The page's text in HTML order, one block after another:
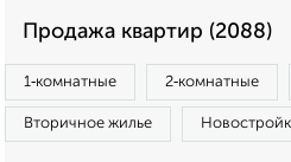
Продажа квартир (2088)
1‑комнатные 2‑комнатные
Вторичное жилье